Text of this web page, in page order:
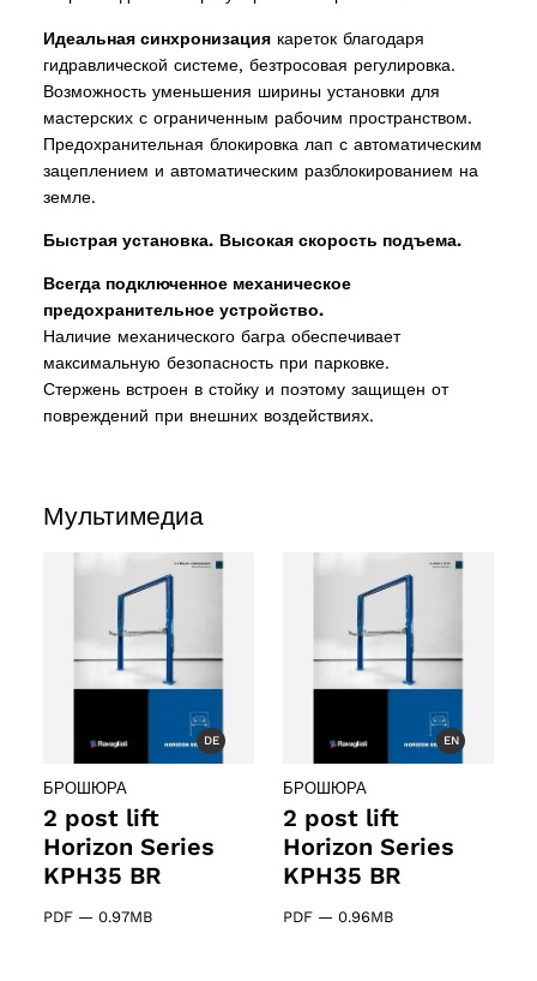
2 products
Идеальная синхронизация кареток благодаря
гидравлической системе, безтросовая регулировка.
Возможность уменьшения ширины установки для
мастерских с ограниченным рабочим пространством.
Предохранительная блокировка лап с автоматическим
зацеплением и автоматическим разблокированием на
земле.
Быстрая установка. Высокая скорость подъема.
Всегда подключенное механическое
предохранительное устройство.
Наличие механического багра обеспечивает
максимальную безопасность при парковке.
Стержень встроен в стойку и поэтому защищен от
повреждений при внешних воздействиях.
Мультимедиа
DE
БРОШЮРА
2 post lift
Horizon Series
KPH35 BR
PDF — 0.97MB
EN
БРОШЮРА
2 post lift
Horizon Series
KPH35 BR
PDF — 0.96MB